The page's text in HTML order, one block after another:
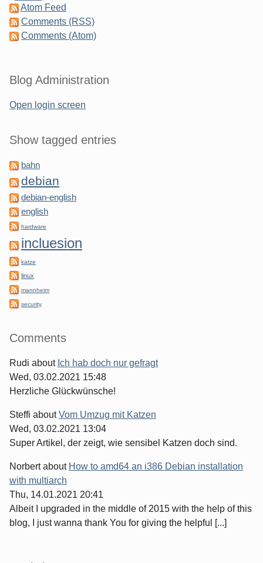
Atom Feed
Comments (RSS)
Comments (Atom)
Blog Administration
Open login screen
Show tagged entries
bahn
debian
debian-english
english
hardware
incluesion
katze
linux
mannheim
security
Comments
Rudi about Ich hab doch nur gefragt
Wed, 03.02.2021 15:48
Herzliche Glückwünsche!
Steffi aboutVom Umzug mit Katzen
Wed, 03.02.2021 13:04
Super Artikel, der zeigt, wie sensibel Katzen doch sind.
Norbertabout How to amd64 an i386 Debian installation
with multiarch
Thu, 14.01.2021 20:41
Albeit I upgraded in the middle of 2015 with the help of this
blog, I just wanna thank You for giving the helpful [...]